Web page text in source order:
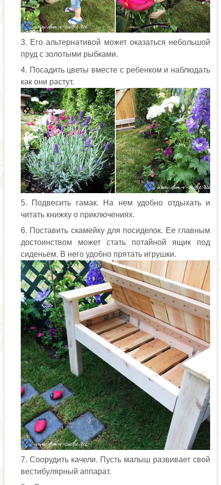
Его альтернативой может оказаться небольшой
пруд с золотыми рыбками.
Посадить цветы вместе с ребенком и наблюдать
как они растут.
Подвесить гамак. На нем удобно отдыхать и
читать книжку о приключениях.
Поставить скамейку для посиделок. Ее главным
достоинством может стать потайной ящик под
сиденьем. В него удобно прятать игрушки.
Соорудить качели. Пусть малыш развивает свой
вестибулярный аппарат.